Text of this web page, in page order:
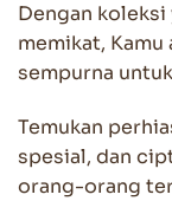
Dengan koleksi
memikat,
sempurna
Temukan
spesial, dan
orang-orang